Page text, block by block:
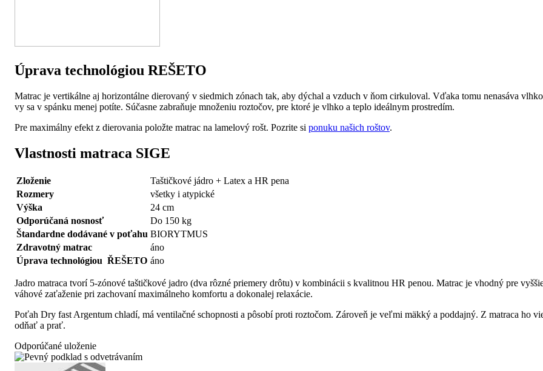
Úprava technológiou REŠETO
Matrac je vertikálne aj horizontálne dierovaný v siedmich zónach tak, aby dýchal a vzduch v ňom cirkuloval. Vďaka tomu nenasáva
vy sa v spánku menej potíte. Súčasne zabraňuje množeniu roztočov, pre ktoré je vlhko a teplo ideálnym prostredím.
Pre maximálny efekt z dierovania položte matrac na lamelový rošt. Pozrite si ponuku našich roštov.
Vlastnosti matraca SIGE
Zloženie
Taštičkové jádro + Latex a HR pena
Rozmery
všetky i atypické
Výška
24 cm
Odporúčaná nosnosť
Do 150 kg
Štandardne dodávané v poťahu BIORYTMUS
Zdravotný matrac
áno
Úprava technológiou ŘEŠETO áno
Jadro matraca tvorí 5-zónové taštičkové jadro (dva rôzné priemery drôtu) v kombinácii s kvalitnou HR penou. Matrac je vhodný pre
váhové zaťaženie pri zachovaní maximálneho komfortu a dokonalej relaxácie.
Poťah Dry fast Argentum chladí, má ventilačné schopnosti a pôsobí proti roztočom. Zároveň je veľmi mäkký a poddajný. Z matraca ho
odňať a prať.
Odporúčané uloženie